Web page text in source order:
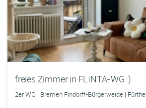
freies Zimmer in FLINTA-WG :)
2er WG | Bremen Findorff-Bürgerweide |